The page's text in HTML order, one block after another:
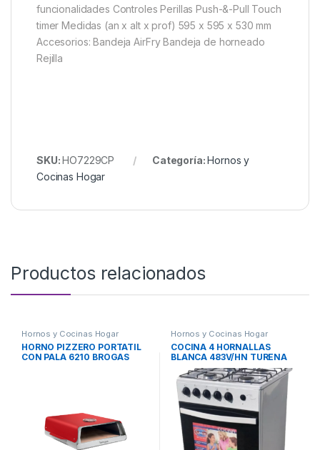
funcionalidades Controles Perillas Push-&-Pull Touch
timer Medidas (an x alt x prof) 595 x 595 x 530 mm
Accesorios: Bandeja AirFry Bandeja de horneado
Rejilla
SKU:HO7229CP Categoría:Hornos y
Cocinas Hogar
Productos relacionados
Hornos y Cocinas Hogar
HORNO PIZZERO PORTATIL
CON PALA 6210 BROGAS
Hornos y Cocinas Hogar
COCINA 4 HORNALLAS
BLANCA 483V/HN TURENA